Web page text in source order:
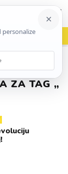
woot?!
ZA TAG „